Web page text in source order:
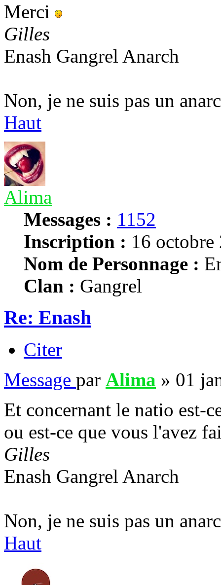
Merci
Gilles
Enash Gangrel Anarch
Non, je ne suis pas un
Haut
Alima
Messages : 1152
Inscription : 16
Nom de Personnage :
Clan : Gangrel
Re: Enash
Citer
Message par Alima » 01
Et concernant le natio est-
ou est-ce que vous l'avez
Gilles
Enash Gangrel Anarch
Non, je ne suis pas un
Haut